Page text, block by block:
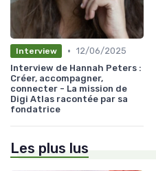
Interview • 12/06/2025
Interview de Hannah Peters :
Créer, accompagner,
connecter - La mission de
Digi Atlas racontée par sa
fondatrice
Les plus lus